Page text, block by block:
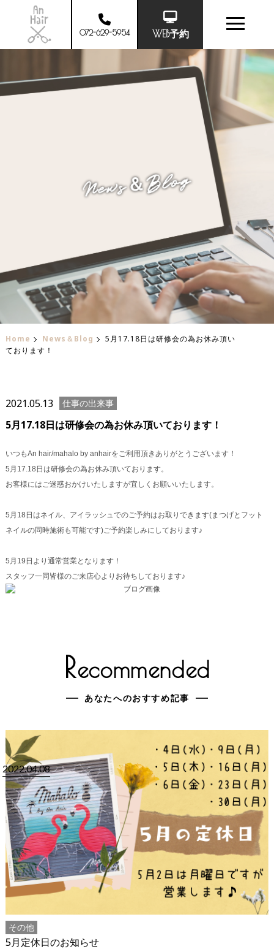
072-629-5954 WEB予約
News＆Blog
Home News＆Blog
5月17.18日は研修会の為お休み頂い
ております！
2021.05.13 仕事の出来事
5月17.18日は研修会の為お休み頂いております！
いつもAn hair/mahalo by anhairをご利用頂きありがとうございます！
5月17.18日は研修会の為お休み頂いております。
お客様にはご迷惑おかけいたしますが宜しくお願いいたします。
5月18日はネイル、アイラッシュでのご予約はお取りできます(まつげとフット
ネイルの同時施術も可能です)ご予約楽しみにしております♪
5月19日より通常営業となります！
スタッフ一同皆様のご来店心よりお待ちしております♪
Recommended
あなたへのおすすめ記事
2022.04.08
その他
5月定休日のお知らせ